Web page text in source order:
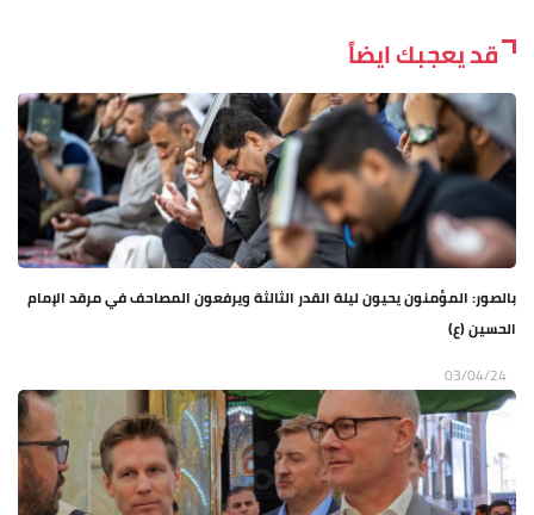
قد يعجبك ايضاً
بالصور: المؤمنون يحيون ليلة القدر الثالثة ويرفعون المصاحف في مرقد الإمام
الحسين (ع)
03/04/24